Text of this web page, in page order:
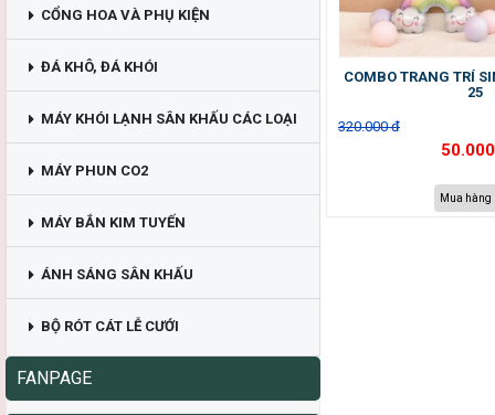
CỔNG HOA VÀ PHỤ KIỆN
ĐÁ KHÔ, ĐÁ KHÓI
MÁY KHÓI LẠNH SÂN KHẤU CÁC LOẠI
MÁY PHUN CO2
MÁY BẮN KIM TUYẾN
ÁNH SÁNG SÂN KHẤU
BỘ RÓT CÁT LỄ CƯỚI
FANPAGE
COMBO TRANG TRÍ
25
320.000 đ
Mua hàng